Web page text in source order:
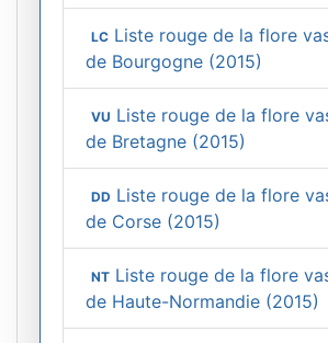
LC Liste rouge de la flore
de Bourgogne (2015)
VU Liste rouge de la flore
de Bretagne (2015)
DD Liste rouge de la flore
de Corse (2015)
NT Liste rouge de la flore
de Haute-Normandie (2015)